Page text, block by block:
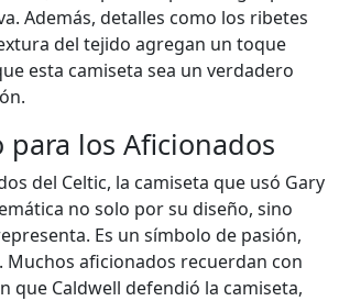
Además, detalles como los ribetes
del tejido agregan un toque
esta camiseta sea un verdadero
para los Aficionados
del Celtic, la camiseta que usó Gary
no solo por su diseño, sino
Es un símbolo de pasión,
Muchos aficionados recuerdan con
que Caldwell defendió la camiseta,